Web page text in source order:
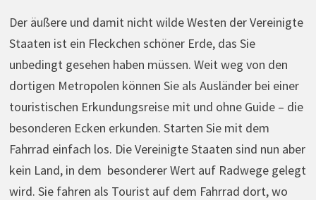
Der äußere und damit nicht wilde Westen der Vereinigte
Staaten ist ein Fleckchen schöner Erde, das Sie
unbedingt gesehen haben müssen. Weit weg von den
dortigen Metropolen können Sie als Ausländer bei einer
touristischen Erkundungsreise mit und ohne Guide – die
besonderen Ecken erkunden. Starten Sie mit dem
Fahrrad einfach los. Die Vereinigte Staaten sind nun aber
kein Land, in dem besonderer Wert auf Radwege gelegt
wird. Sie fahren als Tourist auf dem Fahrrad dort, wo